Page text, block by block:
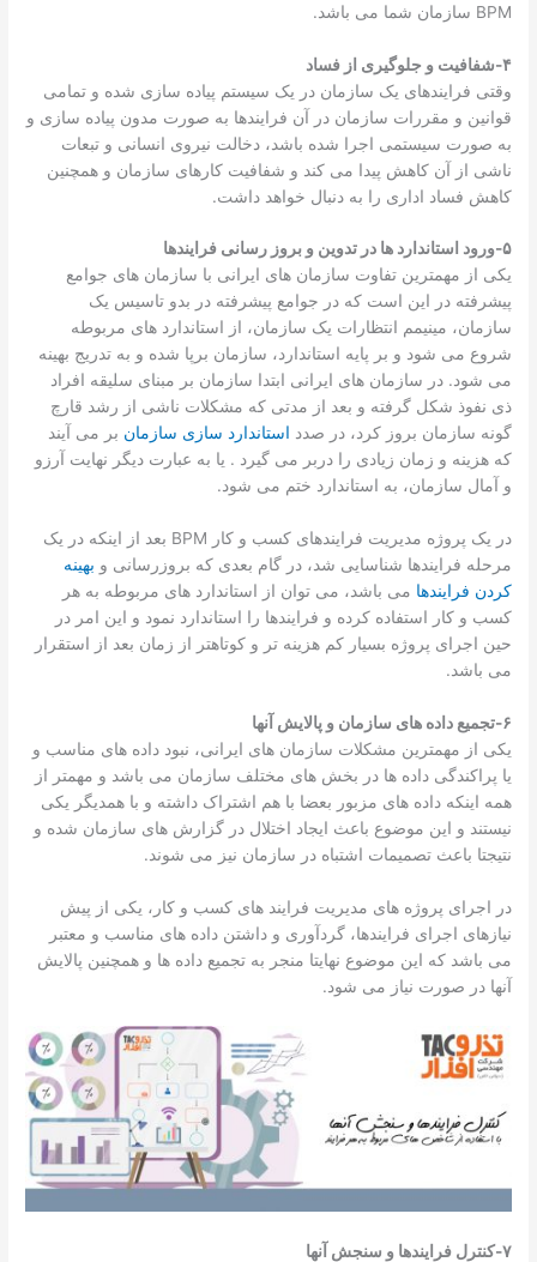
BPM سازمان شما می باشد.
۴-شفافیت و جلوگیری از فساد
وقتی فرایندهای یک سازمان در یک سیستم پیاده سازی شده و تمامی
قوانین و مقررات سازمان در آن فرایندها به صورت مدون پیاده سازی و
به صورت سیستمی اجرا شده باشد، دخالت نیروی انسانی و تبعات
ناشی از آن کاهش پیدا می کند و شفافیت کارهای سازمان و همچنین
کاهش فساد اداری را به دنبال خواهد داشت.
۵-ورود استاندارد ها در تدوین و بروز رسانی فرایندها
یکی از مهمترین تفاوت سازمان های ایرانی با سازمان های جوامع
پیشرفته در این است که در جوامع پیشرفته در بدو تاسیس یک
سازمان، مینیمم انتظارات یک سازمان، از استاندارد های مربوطه
شروع می شود و بر پایه استاندارد، سازمان برپا شده و به تدریج بهینه
می شود. در سازمان های ایرانی ابتدا سازمان بر مبنای سلیقه افراد
ذی نفوذ شکل گرفته و بعد از مدتی که مشکلات ناشی از رشد قارچ
گونه سازمان بروز کرد، در صدد استاندارد سازی سازمان بر می آیند
که هزینه و زمان زیادی را دربر می گیرد . یا به عبارت دیگر نهایت آرزو
و آمال سازمان، به استاندارد ختم می شود.
در یک پروژه مدیریت فرایندهای کسب و کار BPM بعد از اینکه در یک
مرحله فرایندها شناسایی شد، در گام بعدی که بروزرسانی و بهینه
کردن فرایندها می باشد، می توان از استاندارد های مربوطه به هر
کسب و کار استفاده کرده و فرایندها را استاندارد نمود و این امر در
حین اجرای پروژه بسیار کم هزینه تر و کوتاهتر از زمان بعد از استقرار
می باشد.
۶-تجمیع داده های سازمان و پالایش آنها
یکی از مهمترین مشکلات سازمان های ایرانی، نبود داده های مناسب و
یا پراکندگی داده ها در بخش های مختلف سازمان می باشد و مهمتر از
همه اینکه داده های مزبور بعضا با هم اشتراک داشته و با همدیگر یکی
نیستند و این موضوع باعث ایجاد اختلال در گزارش های سازمان شده و
نتیجتا باعث تصمیمات اشتباه در سازمان نیز می شوند.
در اجرای پروژه های مدیریت فرایند های کسب و کار، یکی از پیش
نیازهای اجرای فرایندها، گردآوری و داشتن داده های مناسب و معتبر
می باشد که این موضوع نهایتا منجر به تجمیع داده ها و همچنین پالایش
آنها در صورت نیاز می شود.
۷-کنترل فرایندها و سنجش آنها